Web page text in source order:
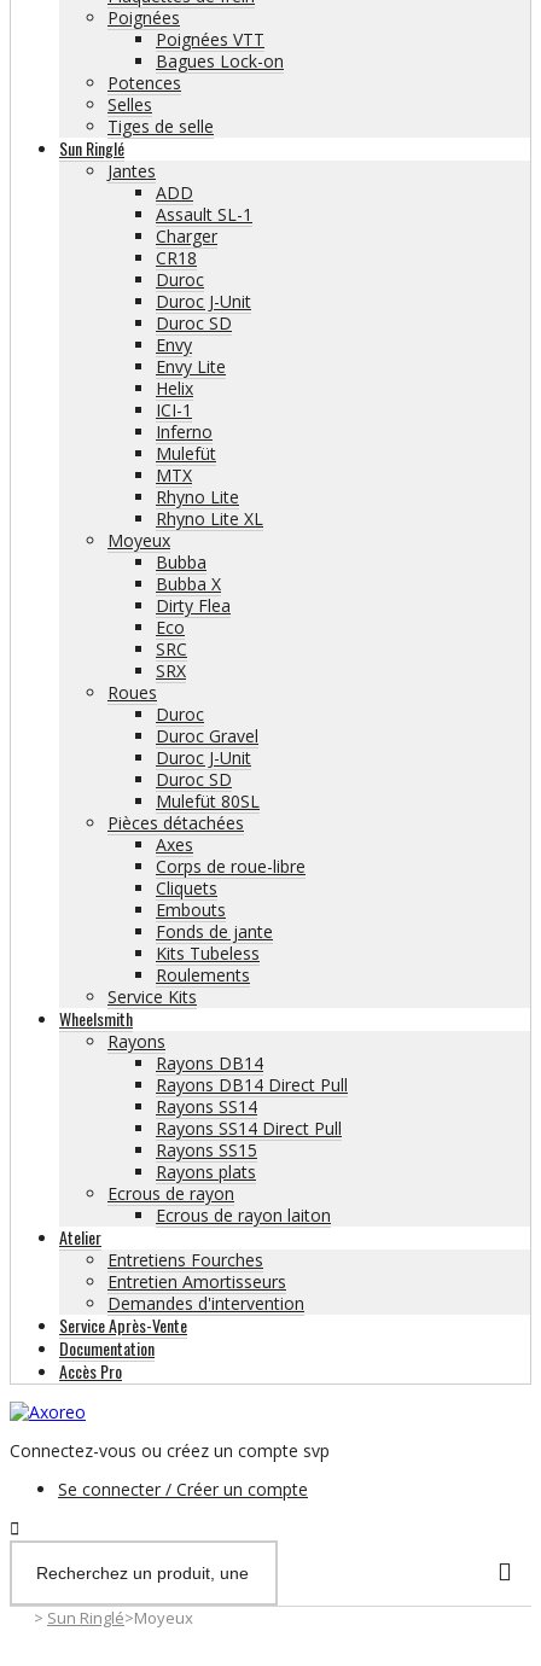
Poignées
Poignées VTT
Bagues Lock-on
Potences
Selles
Tiges de selle
Sun Ringlé
Jantes
ADD
Assault SL-1
Charger
CR18
Duroc
Duroc J-Unit
Duroc SD
Envy
Envy Lite
Helix
ICI-1
Inferno
Mulefüt
MTX
Rhyno Lite
Rhyno Lite XL
Moyeux
Bubba
Bubba X
Dirty Flea
Eco
SRC
SRX
Roues
Duroc
Duroc Gravel
Duroc J-Unit
Duroc SD
Mulefüt 80SL
Pièces détachées
Axes
Corps de roue-libre
Cliquets
Embouts
Fonds de jante
Kits Tubeless
Roulements
Service Kits
Wheelsmith
Rayons
Rayons DB14
Rayons DB14 Direct Pull
Rayons SS14
Rayons SS14 Direct Pull
Rayons SS15
Rayons plats
Ecrous de rayon
Ecrous de rayon laiton
Atelier
Entretiens Fourches
Entretien Amortisseurs
Demandes d'intervention
Service Après-Vente
Documentation
Accès Pro
Connectez-vous ou créez un compte svp
Se connecter / Créer un compte
> Sun Ringlé>Moyeux